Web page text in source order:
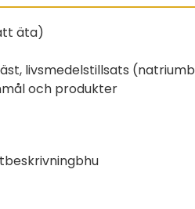
äta)
livsmedelstillsats
och produkter